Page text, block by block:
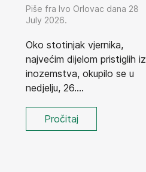
Piše fra Ivo Orlovac dana 28
July 2026.
Oko stotinjak vjernika,
najvećim dijelom pristiglih iz
inozemstva, okupilo se u
nedjelju, 26....
Pročitaj